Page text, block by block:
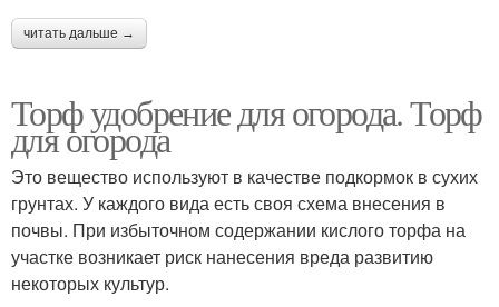
читать дальше →
Торф удобрение для огорода. Торф
для огорода
Это вещество используют в качестве подкормок в сухих
грунтах. У каждого вида есть своя схема внесения в
почвы. При избыточном содержании кислого торфа на
участке возникает риск нанесения вреда развитию
некоторых культур.